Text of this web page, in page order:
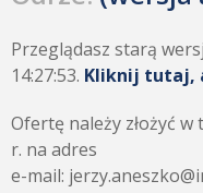
Przeglądasz starą
14:27:53. Kliknij tutaj,
Ofertę należy złożyć
r. na adres
e-mail: